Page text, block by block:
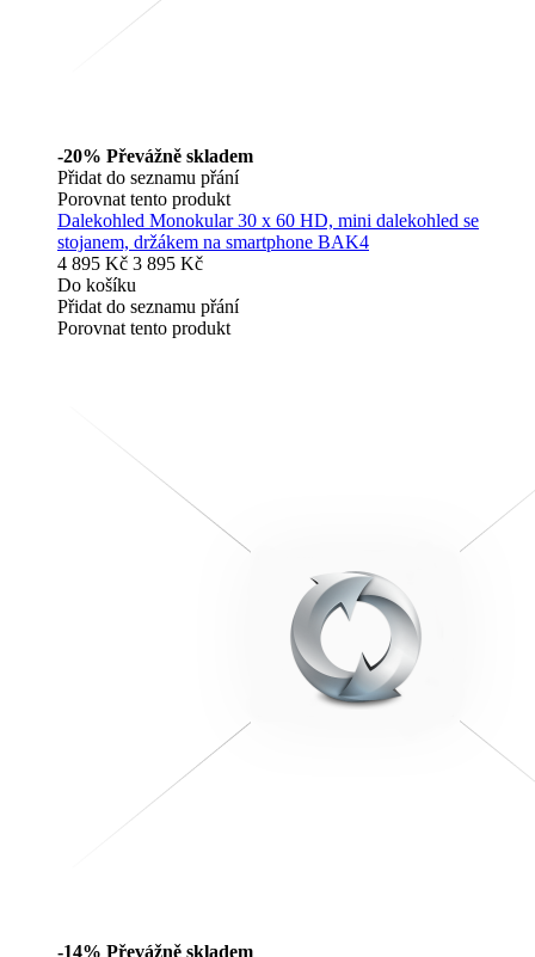
-20% Převážně skladem
Přidat do seznamu přání
Porovnat tento produkt
Dalekohled Monokular 30 x 60 HD, mini dalekohled se
stojanem, držákem na smartphone BAK4
4 895 Kč 3 895 Kč
Do košíku
Přidat do seznamu přání
Porovnat tento produkt
-14% Převážně skladem